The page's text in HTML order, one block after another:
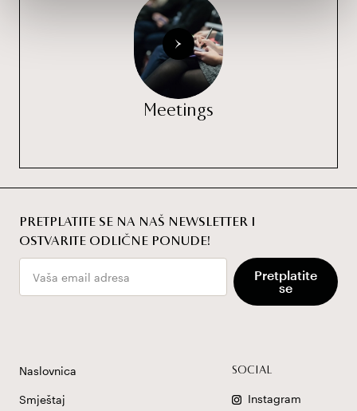
Meetings
PRETPLATITE SE NA NAŠ NEWSLETTER I
OSTVARITE ODLIČNE PONUDE!
Email
Pretplatite
se
Naslovnica
Smještaj
SOCIAL
Instagram